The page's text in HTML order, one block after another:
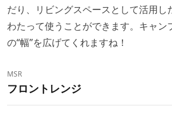
だり、リビングスペースとして活用し
わたって使うことができます。キャン
の“幅”を広げてくれますね！
MSR
フロントレンジ